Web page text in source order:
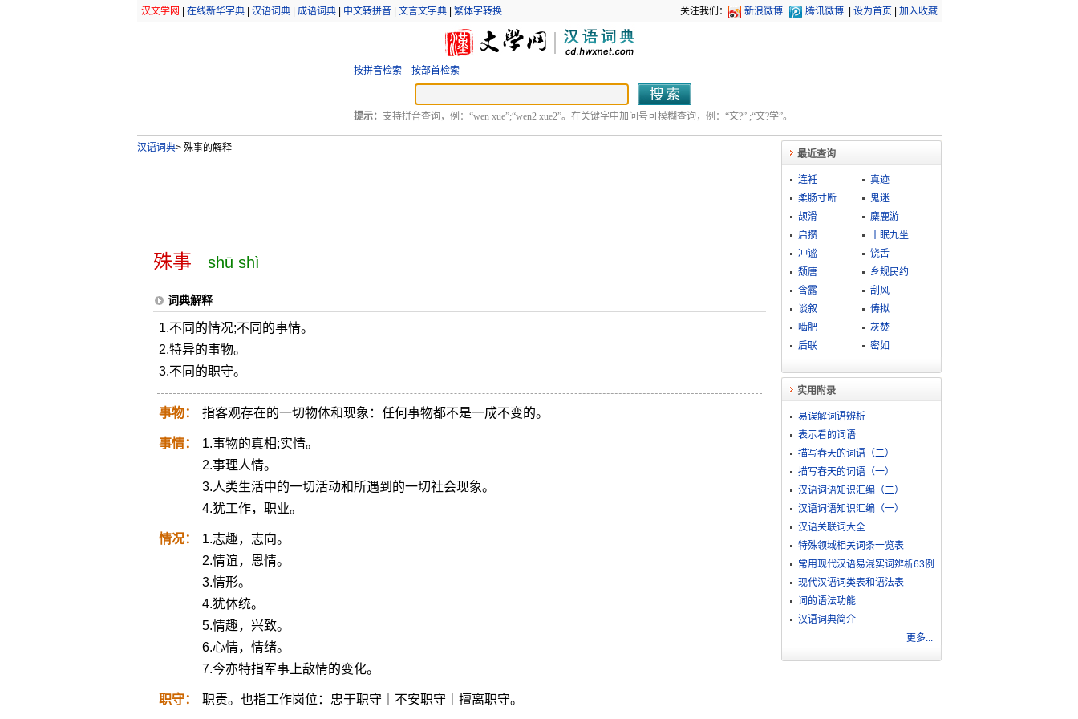
汉文学网 在线新华字典| 汉语词典| 成语词典| 中文转拼音| 文言文字典| 繁体字转换 关注我们： 新浪微博 腾讯微博 设为首页 加入收藏
按拼音检索 按部首检索
提示： 支持拼音查询，例：“wen xue”;“wen2 xue2”。在关键字中加问号可模糊查询，例：“文?” ;“文?学”。
汉语词典>殊事的解释
殊事 shū shì
词典解释
1.不同的情况;不同的事情。
2.特异的事物。
3.不同的职守。
事物： 指客观存在的一切物体和现象：任何事物都不是一成不变的。
事情：
1.事物的真相;实情。
2.事理人情。
3.人类生活中的一切活动和所遇到的一切社会现象。
4.犹工作，职业。
情况：
1.志趣，志向。
2.情谊，恩情。
3.情形。
4.犹体统。
5.情趣，兴致。
6.心情，情绪。
7.今亦特指军事上敌情的变化。
职守： 职责。也指工作岗位：忠于职守｜不安职守｜擅离职守。
最近查询
连衽
真迹
柔肠寸断
鬼迷
颉滑
麋鹿游
启攒
十眠九坐
冲谧
饶舌
颓唐
乡规民约
含露
刮风
谈叙
俦拟
啮肥
灰焚
后联
密如
实用附录
易误解词语辨析
表示看的词语
描写春天的词语（二）
描写春天的词语（一）
汉语词语知识汇编（二）
汉语词语知识汇编（一）
汉语关联词大全
特殊领域相关词条一览表
常用现代汉语易混实词辨析63例
现代汉语词类表和语法表
词的语法功能
汉语词典简介
更多...